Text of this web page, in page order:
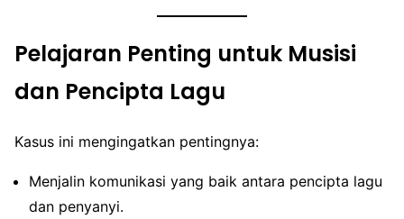
Pelajaran Penting untuk Musisi
dan Pencipta Lagu
Kasus ini mengingatkan pentingnya:
Menjalin komunikasi yang baik antara pencipta lagu
dan penyanyi.